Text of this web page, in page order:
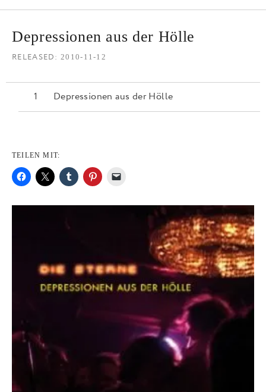
Depressionen aus der Hölle
RELEASED 2010-11-12
Depressionen aus der Hölle
TEILEN MIT: